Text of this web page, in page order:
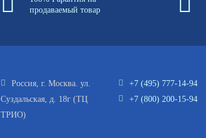
продаваемый товар
Россия, г. Москва. ул.
Суздальская, д. 18г (ТЦ
ТРИО)
+7 (495) 777-14-94
+7 (800) 200-15-94